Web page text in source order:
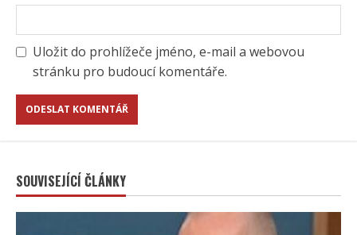
Uložit do prohlížeče jméno, e-mail a webovou
stránku pro budoucí komentáře.
SOUVISEJÍCÍ ČLÁNKY